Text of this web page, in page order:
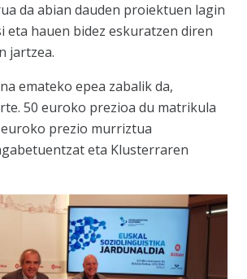
da abian dauden proiektuen lagin
eta hauen bidez eskuratzen diren
jartzea.
emateko epea zabalik da,
. 50 euroko prezioa du matrikula
prezio murriztua
eta Klusterraren